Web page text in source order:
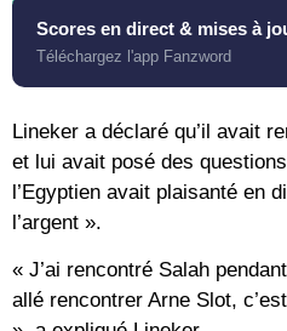
Scores en direct & mises à
Téléchargez l'app Fanzword
Lineker a déclaré qu’il avait
et lui avait posé des
l’Egyptien avait plaisanté en
l’argent ».
« J’ai rencontré Salah
allé rencontrer Arne Slot,